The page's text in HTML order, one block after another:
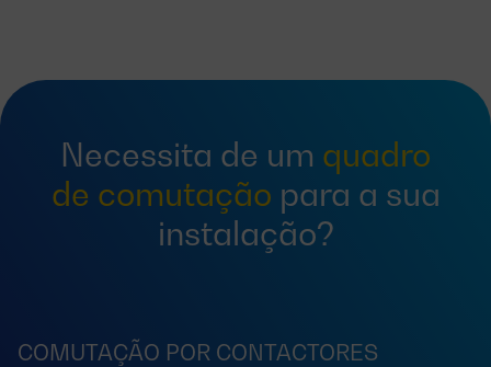
Necessita de um quadro
de comutação para a sua
instalação?
COMUTAÇÃO POR CONTACTORES